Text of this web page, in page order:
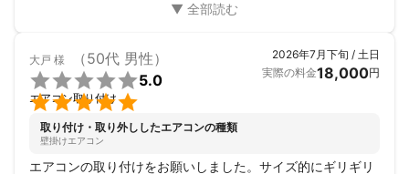
ありがとうございました。
大戸 様 （50代 男性）


5.0
エアコン取り付け
2026年7月下旬 / 土日
実際の料金18,000円
取り付け・取り外ししたエアコンの種類
壁掛けエアコン
エアコンの取り付けをお願いしました。サイズ的にギリギリ